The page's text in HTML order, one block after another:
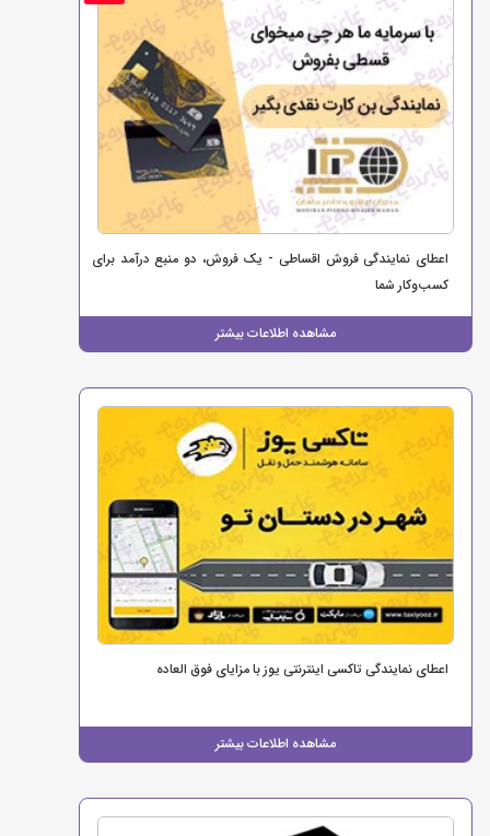
اعطای نمایندگی فروش اقساطی - یک فروش، دو منبع درآمد برای
کسب‌وکار شما
مشاهده اطلاعات بیشتر
اعطای نمایندگی تاکسی اینترنتی یوز با مزایای فوق العاده
مشاهده اطلاعات بیشتر